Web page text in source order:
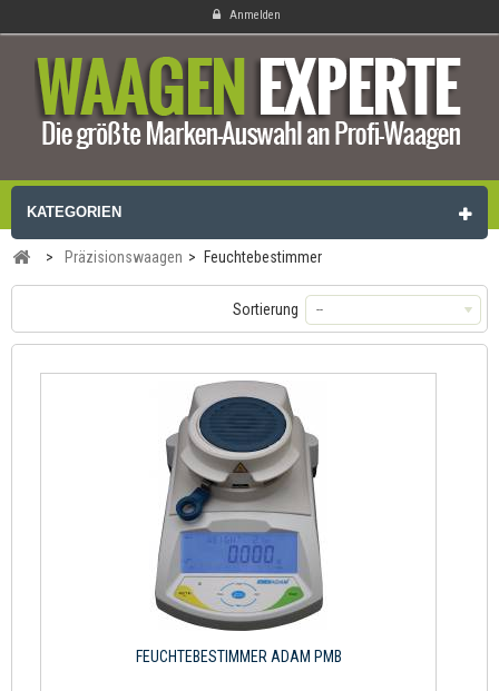
Anmelden
KATEGORIEN
> Präzisionswaagen > Feuchtebestimmer
Sortierung --
FEUCHTEBESTIMMER ADAM PMB